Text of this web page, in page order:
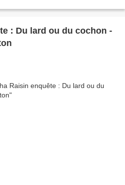
: Du lard ou du cochon -